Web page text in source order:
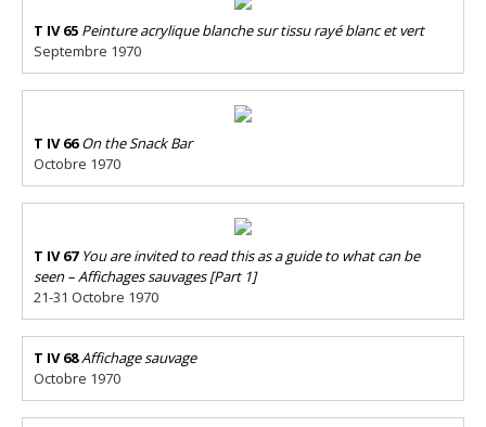
T IV 65 Peinture acrylique blanche sur tissu rayé blanc et vert
Septembre 1970
T IV 66 On the Snack Bar
Octobre 1970
T IV 67 You are invited to read this as a guide to what can be
seen – Affichages sauvages [Part 1]
21-31 Octobre 1970
T IV 68Affichage sauvage
Octobre 1970